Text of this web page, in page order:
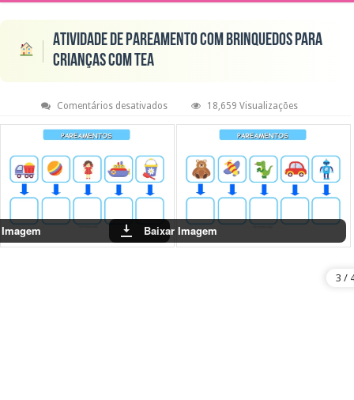
Atividade de Pareamento com Brinquedos para
Crianças com TEA
Comentários desativadosem
de
Pareamento
Brinquedos
Crianças
18,659 Visualizações
Baixar Imagem